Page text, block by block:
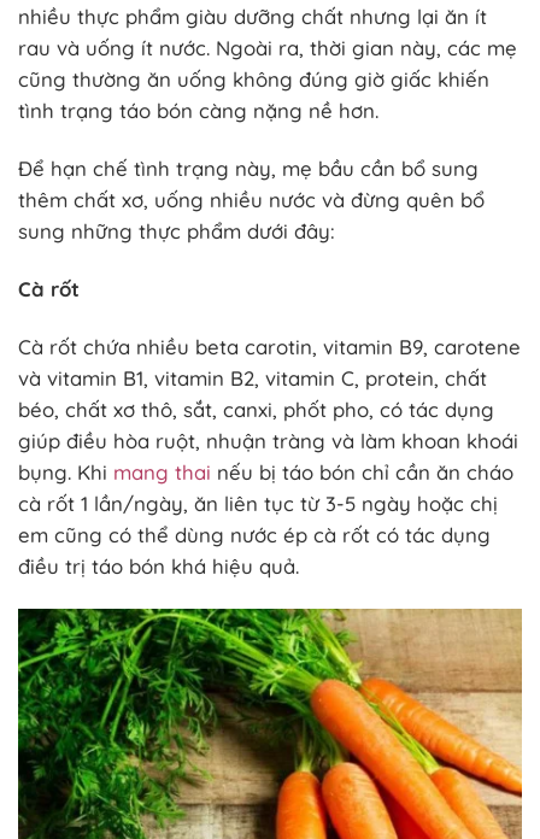
nhiều thực phẩm giàu dưỡng chất nhưng lại ăn ít
rau và uống ít nước. Ngoài ra, thời gian này, các mẹ
cũng thường ăn uống không đúng giờ giấc khiến
tình trạng táo bón càng nặng nề hơn.
Để hạn chế tình trạng này, mẹ bầu cần bổ sung
thêm chất xơ, uống nhiều nước và đừng quên bổ
sung những thực phẩm dưới đây:
Cà rốt
Cà rốt chứa nhiều beta carotin, vitamin B9, carotene
và vitamin B1, vitamin B2, vitamin C, protein, chất
béo, chất xơ thô, sắt, canxi, phốt pho, có tác dụng
giúp điều hòa ruột, nhuận tràng và làm khoan khoái
bụng. Khi mang thai nếu bị táo bón chỉ cần ăn cháo
cà rốt 1 lần/ngày, ăn liên tục từ 3-5 ngày hoặc chị
em cũng có thể dùng nước ép cà rốt có tác dụng
điều trị táo bón khá hiệu quả.